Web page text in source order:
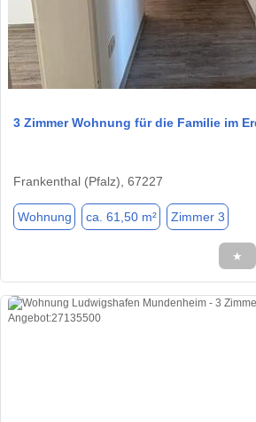
3 Zimmer Wohnung für die Familie im
Frankenthal (Pfalz), 67227
Wohnung ca. 61,50 m² Zimmer 3
★